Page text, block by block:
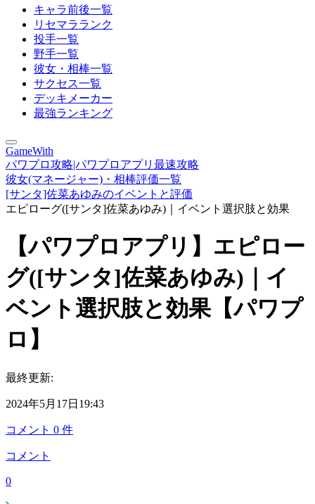
キャラ前後一覧
リセマラランク
投手一覧
野手一覧
彼女・相棒一覧
サクセス一覧
デッキメーカー
最強ランキング
GameWith
パワプロ攻略|パワプロアプリ最速攻略
彼女(マネージャー)・相棒評価一覧
[サンタ]佐菜あゆみのイベントと評価
エピローグ([サンタ]佐菜あゆみ)｜イベント選択肢と効果
【パワプロアプリ】エピロー
グ([サンタ]佐菜あゆみ)｜イ
ベント選択肢と効果【パワプ
ロ】
最終更新:
2024年5月17日19:43
コメント 0 件
コメント
0